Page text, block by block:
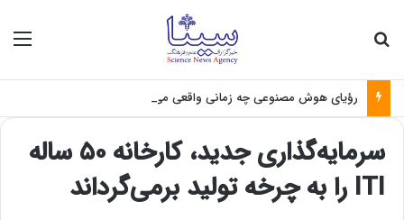
رؤیای هوش مصنوعی چه زمانی واقعی می‌شود؟
سرمایه‌گذاری جدید، کارخانه ۵۰ ساله
ITI را به چرخه تولید برمی‌گرداند